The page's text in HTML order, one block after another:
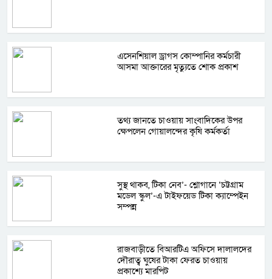
এসেনশিয়াল ড্রাগস কোম্পানির কর্মচারী
আসমা আক্তারের মৃত্যুতে শোক প্রকাশ
তথ্য জানতে চাওয়ায় সাংবাদিকের উপর
ক্ষেপলেন গোয়ালন্দের কৃষি কর্মকর্তা
সুস্থ থাকব, টিকা নেব’- শ্লোগানে ‘চট্টগ্রাম
মডেল স্কুল’-এ টাইফয়েড টিকা ক্যাম্পেইন
সম্পন্ন
রাজবাড়ীতে বিআরটিএ অফিসে দালালদের
দৌরাত্ব ঘুষের টাকা ফেরত চাওয়ায়
প্রকাশ্যে মারপিট